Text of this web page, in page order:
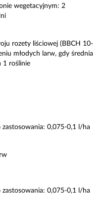
wegetacyjnym: 2
rozety liściowej (BBCH 10-
młodych larw, gdy średnia
1 roślinie
zastosowania: 0,075-0,1 l/ha
zastosowania: 0,075-0,1 l/ha